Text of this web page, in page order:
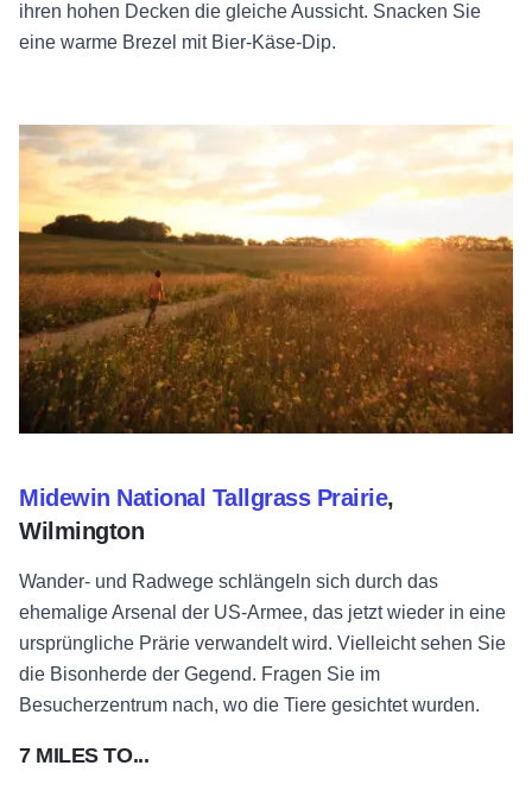
ihren hohen Decken die gleiche Aussicht. Snacken Sie
eine warme Brezel mit Bier-Käse-Dip.
Midewin National Tallgrass Prairie,
Wilmington
Wander- und Radwege schlängeln sich durch das
ehemalige Arsenal der US-Armee, das jetzt wieder in eine
ursprüngliche Prärie verwandelt wird. Vielleicht sehen Sie
die Bisonherde der Gegend. Fragen Sie im
Besucherzentrum nach, wo die Tiere gesichtet wurden.
7 MILES TO...